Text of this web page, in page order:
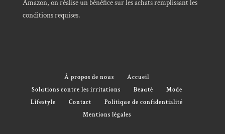
Amazon, on réalise un bénéfice sur les achats remplissant les
conditions requises.
À propos de nous
Accueil
Solutions contre les irritations
Beauté
Mode
Lifestyle
Contact
Politique de confidentialité
Mentions légales